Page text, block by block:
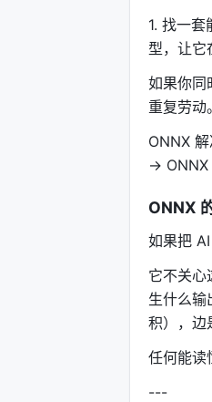
1. 找一
型，让它
如果你同
重复劳动。
ONNX
→ ONNX
ONNX
如果把
它不关心
生什么
积），边
任何能读
---